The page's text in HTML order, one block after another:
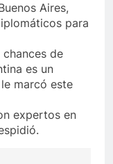
Aires,
para
de
es un
marcó este
expertos en